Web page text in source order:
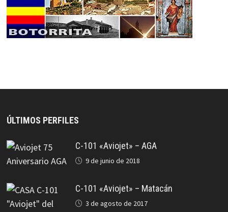
ÚLTIMOS PERFILES
C-101 «Aviojet» – AGA
9 de junio de 2018
C-101 «Aviojet» – Matacán
3 de agosto de 2017